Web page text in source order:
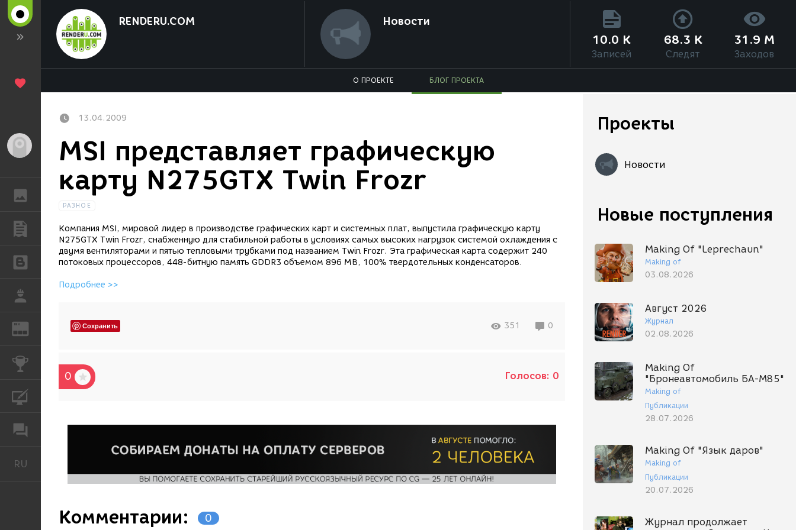
Гость
ПУБЛИКАЦИИ
БЛОГИ
REN ЖУРНАЛ
RU
RENDERU.COM Новости
10.0 K
Записей
68.3 K
Следят
31.9 M
Заходов
О ПРОЕКТЕ БЛОГ ПРОЕКТА
Проекты
Новости
Новые поступления
Making Of "Leprechaun"
Making of
03.08.2026
Август 2026
Журнал
02.08.2026
Making Of
"Бронеавтомобиль БА-М85"
Making of
Публикации
28.07.2026
Making Of "Язык даров"
Making of
Публикации
20.07.2026
Журнал продолжает
13.04.2009
MSI представляет графическую
карту N275GTX Twin Frozr
РАЗНОЕ
Компания MSI, мировой лидер в производстве графических карт и системных плат, выпустила графическую карту
N275GTX Twin Frozr, снабженную для стабильной работы в условиях самых высоких нагрузок системой охлаждения с
двумя вентиляторами и пятью тепловыми трубками под названием Twin Frozr. Эта графическая карта содержит 240
потоковых процессоров, 448-битную память GDDR3 объемом 896 MB, 100% твердотельных конденсаторов.
Подробнее >>
Сохранить 351 0
0 Голосов: 0
Комментарии: 0